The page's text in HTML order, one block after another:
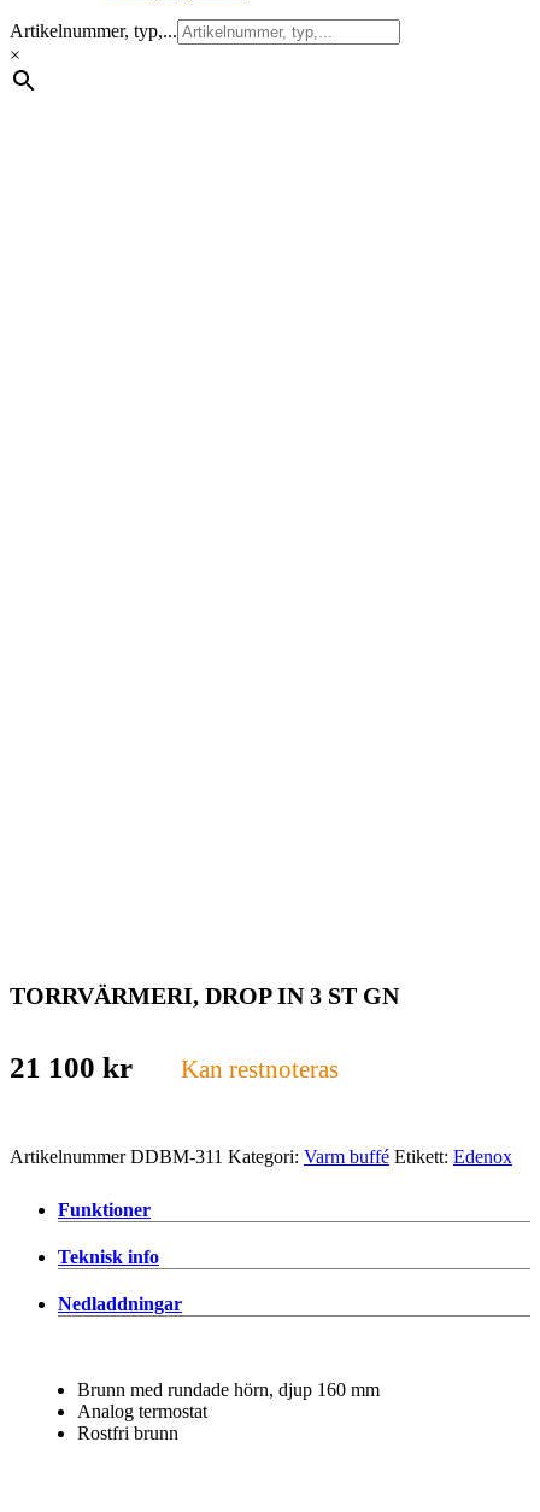
Artikelnummer, typ,...
×
TORRVÄRMERI, DROP IN 3 ST GN
21 100 kr Kan restnoteras
ArtikelnummerDDBM-311 Kategori: Varm buffé Etikett: Edenox
Funktioner
Teknisk info
Nedladdningar
Brunn med rundade hörn, djup 160 mm
Analog termostat
Rostfri brunn